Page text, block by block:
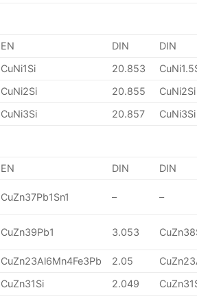
EN DIN
DIN
CuNi1Si 20.853
CuNi2Si 20.855
CuNi2Si
CuNi3Si 20.857 CuNi3Si
EN DIN DIN
CuZn37Pb1Sn1 – –
CuZn39Pb1 3.053
CuZn23Al6Mn4Fe3Pb 2.05
CuZn31Si 2.049